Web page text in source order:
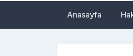
Anasayfa